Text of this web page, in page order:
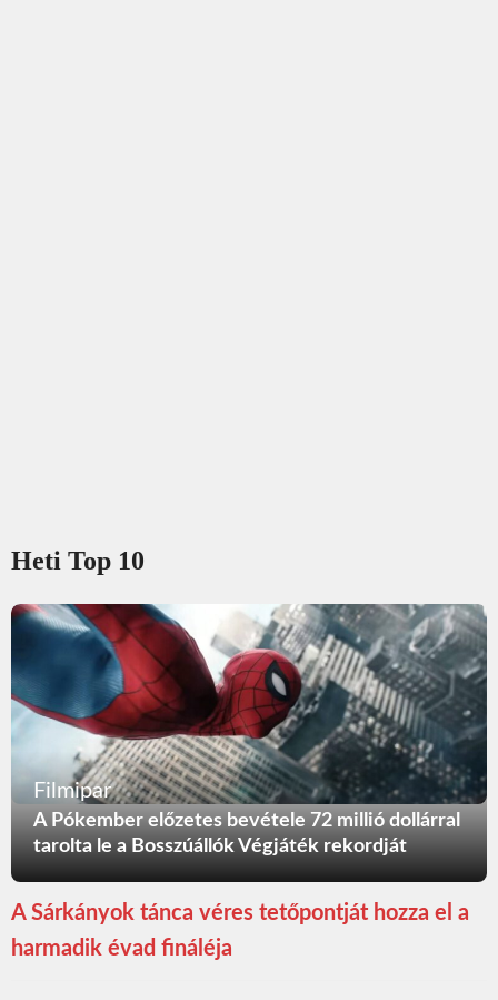
Heti Top 10
Filmipar
A Pókember előzetes bevétele 72 millió dollárral
tarolta le a Bosszúállók Végjáték rekordját
A Sárkányok tánca véres tetőpontját hozza el a
harmadik évad fináléja